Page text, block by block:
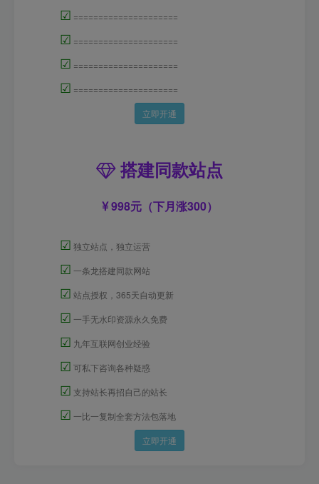
☑ =====================
☑ =====================
☑ =====================
☑ =====================
立即开通
搭建同款站点
998元（下月涨300）
☑ 独立站点，独立运营
☑ 一条龙搭建同款网站
☑ 站点授权，365天自动更新
☑ 一手无水印资源永久免费
☑ 九年互联网创业经验
☑ 可私下咨询各种疑惑
☑ 支持站长再招自己的站长
☑ 一比一复制全套方法包落地
立即开通